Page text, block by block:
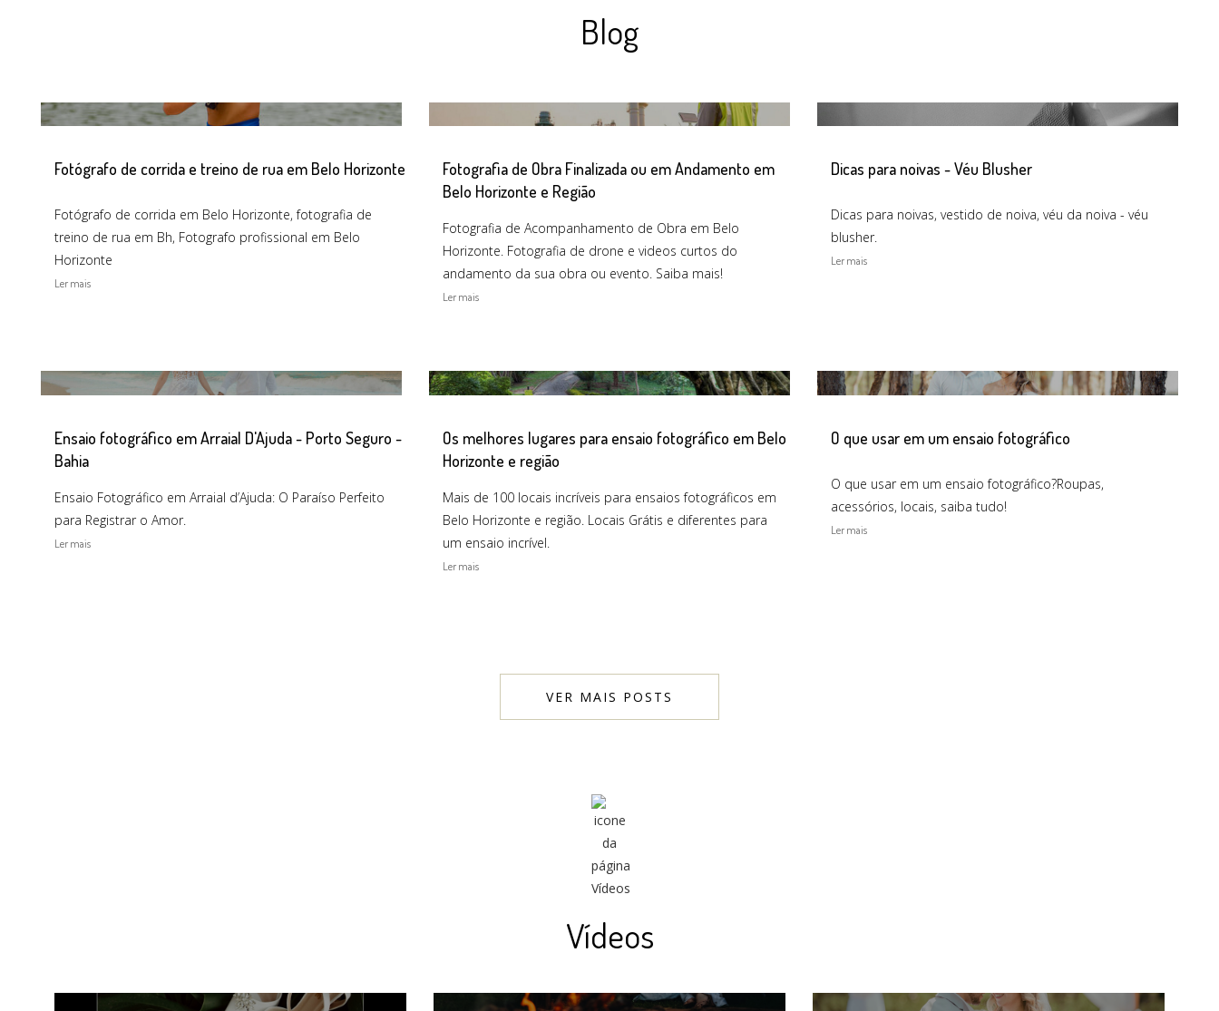
Blog
Fotógrafo de corrida e treino de rua em Belo Horizonte
Fotógrafo de corrida em Belo Horizonte, fotografia de
treino de rua em Bh, Fotografo profissional em Belo
Horizonte
Ler mais
Fotografia de Obra Finalizada ou em Andamento em
Belo Horizonte e Região
Fotografia de Acompanhamento de Obra em Belo
Horizonte. Fotografia de drone e videos curtos do
andamento da sua obra ou evento. Saiba mais!
Ler mais
Dicas para noivas - Véu Blusher
Dicas para noivas, vestido de noiva, véu da noiva - véu
blusher.
Ler mais
Ensaio fotográfico em Arraial D'Ajuda - Porto Seguro -
Bahia
Ensaio Fotográfico em Arraial d’Ajuda: O Paraíso Perfeito
para Registrar o Amor.
Ler mais
Os melhores lugares para ensaio fotográfico em Belo
Horizonte e região
Mais de 100 locais incríveis para ensaios fotográficos em
Belo Horizonte e região. Locais Grátis e diferentes para
um ensaio incrível.
Ler mais
O que usar em um ensaio fotográfico
O que usar em um ensaio fotográfico?Roupas,
acessórios, locais, saiba tudo!
Ler mais
VER MAIS POSTS
Vídeos